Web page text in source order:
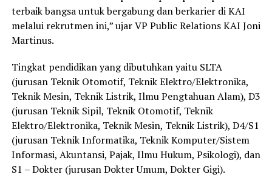
terbaik bangsa untuk bergabung dan berkarier di KAI
melalui rekrutmen ini,” ujar VP Public Relations KAI Joni
Martinus.
Tingkat pendidikan yang dibutuhkan yaitu SLTA
(jurusan Teknik Otomotif, Teknik Elektro/Elektronika,
Teknik Mesin, Teknik Listrik, Ilmu Pengtahuan Alam), D3
(jurusan Teknik Sipil, Teknik Otomotif, Teknik
Elektro/Elektronika, Teknik Mesin, Teknik Listrik), D4/S1
(jurusan Teknik Informatika, Teknik Komputer/Sistem
Informasi, Akuntansi, Pajak, Ilmu Hukum, Psikologi), dan
S1 – Dokter (jurusan Dokter Umum, Dokter Gigi).